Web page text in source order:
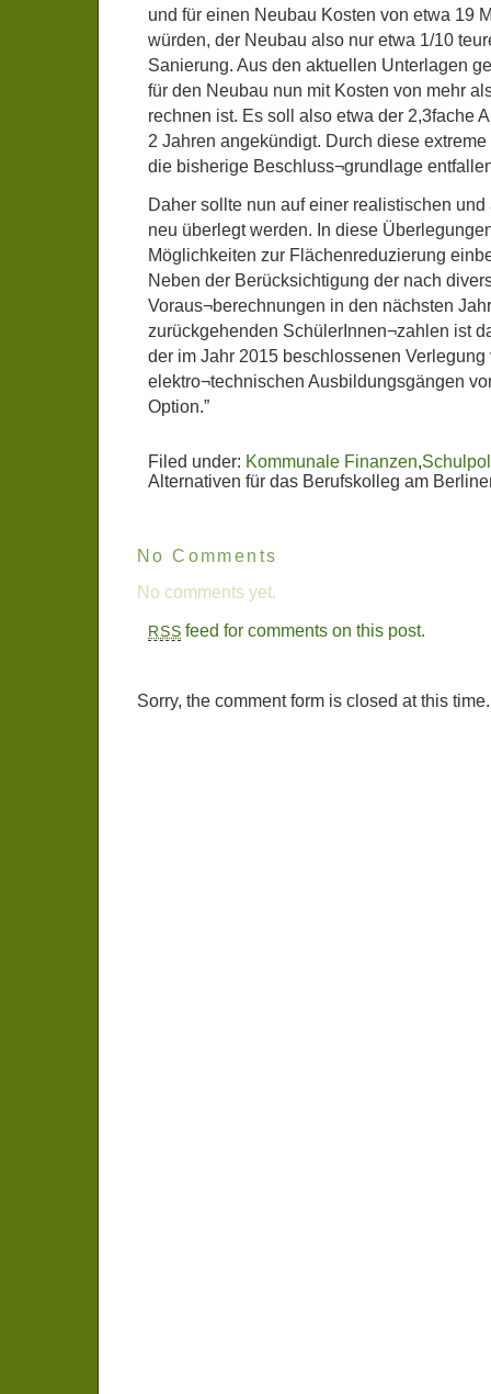
und für einen Neubau Kosten von etwa 19
würden, der Neubau also nur etwa 1/10
Sanierung. Aus den aktuellen Unterlagen
für den Neubau nun mit Kosten von mehr
rechnen ist. Es soll also etwa der 2,3fache
2 Jahren angekündigt. Durch diese
die bisherige Beschluss¬grundlage
Daher sollte nun auf einer realistischen
neu überlegt werden. In diese
Möglichkeiten zur Flächenreduzierung
Neben der Berücksichtigung der nach
Voraus¬berechnungen in den nächsten
zurückgehenden SchülerInnen¬zahlen ist
der im Jahr 2015 beschlossenen Verlegung
elektro¬technischen Ausbildungsgängen
Option.”
Filed under: Kommunale Finanzen,
Alternativen für das Berufskolleg am
No Comments
No comments yet.
RSS feed for comments on this post.
Sorry, the comment form is closed at this time.